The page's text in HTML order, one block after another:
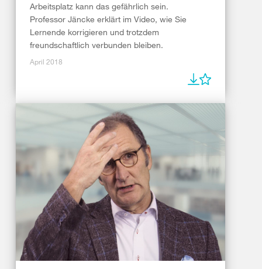
Arbeitsplatz kann das gefährlich sein.
Professor Jäncke erklärt im Video, wie Sie
Lernende korrigieren und trotzdem
freundschaftlich verbunden bleiben.
April 2018